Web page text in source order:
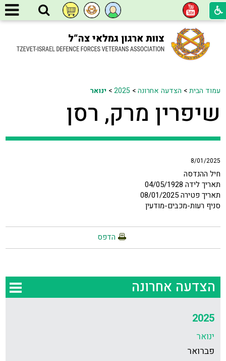
עמוד הבית> הצדעה אחרונה>
2025
>ינואר
שיפרין מרק, רסן
8/01/2025
חיל ההנדסה
תאריך לידה 04/05/1928
תאריך פטירה 08/01/2025
סניף רעות-מכבים-מודעין
הדפס
הצדעה אחרונה
2025
ינואר
פברואר